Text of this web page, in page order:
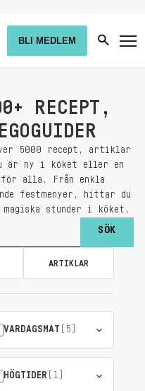
BLI MEDLEM
RECEPT,
5000 recept, artiklar
är ny i köket eller en
för alla. Från enkla
festmenyer, hittar du
stunder i köket.
ARTIKLAR
VARDAGSMAT (5)
HÖGTIDER (1)